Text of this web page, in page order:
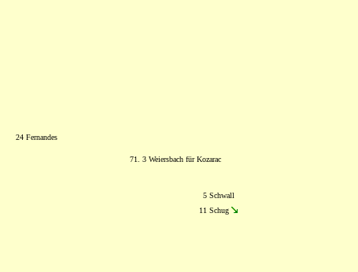
24 Fernandes
71. 3 Weiersbach für Kozarac
5 Schwall
11 Schug